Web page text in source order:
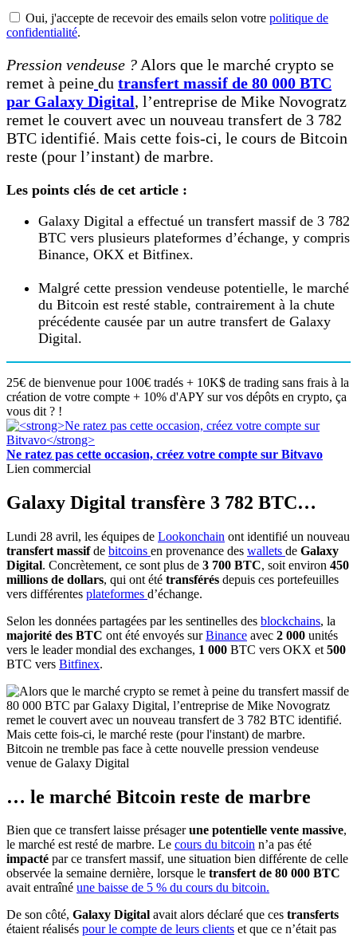
Oui, j'accepte de recevoir des emails selon votre politique de
confidentialité.
Pression vendeuse ? Alors que le marché crypto se
remet à peine du transfert massif de 80 000 BTC
par Galaxy Digital, l’entreprise de Mike Novogratz
remet le couvert avec un nouveau transfert de 3 782
BTC identifié. Mais cette fois-ci, le cours de Bitcoin
reste (pour l’instant) de marbre.
Les points clés de cet article :
Galaxy Digital a effectué un transfert massif de 3 782
BTC vers plusieurs plateformes d’échange, y compris
Binance, OKX et Bitfinex.
Malgré cette pression vendeuse potentielle, le marché
du Bitcoin est resté stable, contrairement à la chute
précédente causée par un autre transfert de Galaxy
Digital.
25€ de bienvenue pour 100€ tradés + 10K$ de trading sans frais à la
création de votre compte + 10% d'APY sur vos dépôts en crypto, ça
vous dit ? !
Ne ratez pas cette occasion, créez votre compte sur Bitvavo
Lien commercial
Galaxy Digital transfère 3 782 BTC…
Lundi 28 avril, les équipes de Lookonchain ont identifié un nouveau
transfert massifde bitcoins en provenance des wallets de Galaxy
Digital. Concrètement, ce sont plus de 3 700 BTC, soit environ 450
millions de dollars, qui ont été transférés depuis ces portefeuilles
vers différentes plateformes d’échange.
Selon les données partagées par les sentinelles des blockchains, la
majorité des BTC ont été envoyés surBinance avec 2 000 unités
vers le leader mondial des exchanges, 1 000 BTC vers OKX et 500
BTC vers Bitfinex.
Bitcoin ne tremble pas face à cette nouvelle pression vendeuse
venue de Galaxy Digital
… le marché Bitcoin reste de marbre
Bien que ce transfert laisse présagerune potentielle vente massive,
le marché est resté de marbre. Le cours du bitcoin n’a pas été
impacté par ce transfert massif, une situation bien différente de celle
observée la semaine dernière, lorsque le transfert de 80 000 BTC
avait entraîné une baisse de 5 % du cours du bitcoin.
De son côté, Galaxy Digital avait alors déclaré que ces transferts
étaient réalisés pour le compte de leurs clients et que ce n’était pas